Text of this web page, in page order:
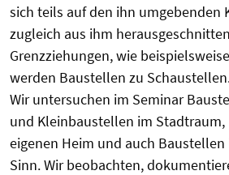
sich teils auf den ihn umgebenden
zugleich aus ihm
Grenzziehungen, wie
werden Baustellen zu
Wir untersuchen im Seminar
und Kleinbaustellen im
eigenen Heim und auch
Sinn. Wir beobachten,